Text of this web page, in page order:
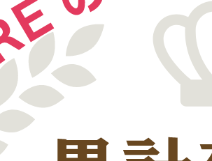
Scanner Plus をご契約のお客様は、
３ステップで
変換サービス DARE で をDWG,
で変換まで完結するため、 Windows,
DXF ファイ